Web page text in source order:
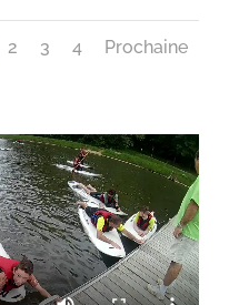
2 3 4 Prochaine